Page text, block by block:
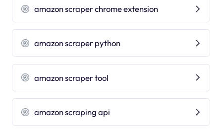
amazon scraper chrome extension
amazon scraper python
amazon scraper tool
amazon scraping api